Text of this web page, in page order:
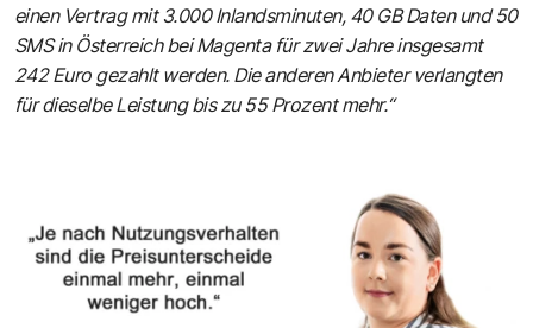
einen Vertrag mit 3.000 Inlandsminuten, 40 GB Daten und 50
SMS in Österreich bei Magenta für zwei Jahre insgesamt
242 Euro gezahlt werden. Die anderen Anbieter verlangten
für dieselbe Leistung bis zu 55 Prozent mehr.“